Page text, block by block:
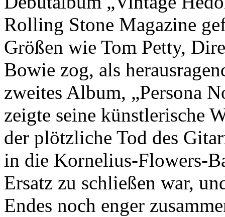
Rolling Stone Magazine
Größen wie Tom Petty,
Bowie zog, als
zweites Album, „Persona
zeigte seine künstlerische
der plötzliche Tod des
in die Kornelius-Flowers-
Ersatz zu schließen war,
Endes noch enger